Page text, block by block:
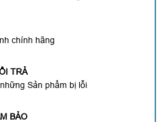
chính hãng
TRẢ
Sản phẩm bị lỗi
BẢO